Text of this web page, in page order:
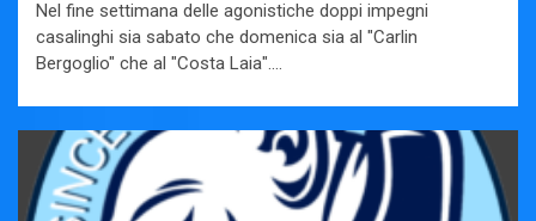
Nel fine settimana delle agonistiche doppi impegni
casalinghi sia sabato che domenica sia al "Carlin
Bergoglio" che al "Costa Laia"....